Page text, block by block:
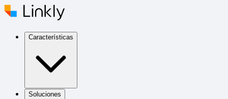
Características
Soluciones